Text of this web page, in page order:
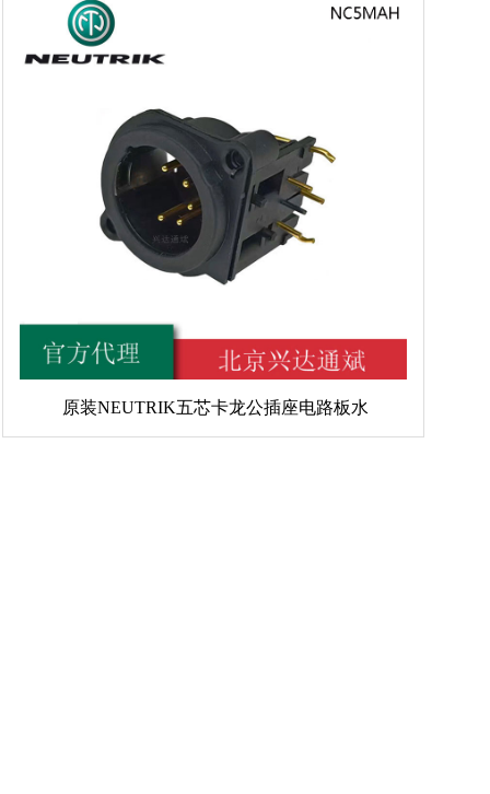
原装NEUTRIK五芯卡龙公插座电路板水